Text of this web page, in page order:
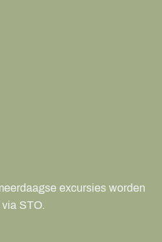
excursies worden
STO.